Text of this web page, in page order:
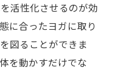
活性化させるのが効
に合ったヨガに取り
図ることができま
を動かすだけでな